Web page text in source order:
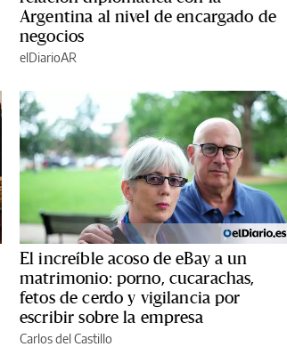
Argentina al nivel de encargado de
negocios
elDiarioAR
El increíble acoso de eBay a un
matrimonio: porno, cucarachas,
fetos de cerdo y vigilancia por
escribir sobre la empresa
Carlos del Castillo